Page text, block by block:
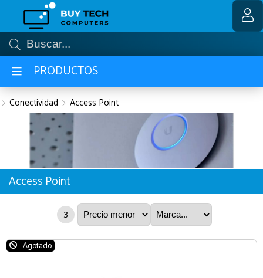
PRODUCTOS
MI COMPRA
Conectividad Access Point
Access Point
3
Agotado